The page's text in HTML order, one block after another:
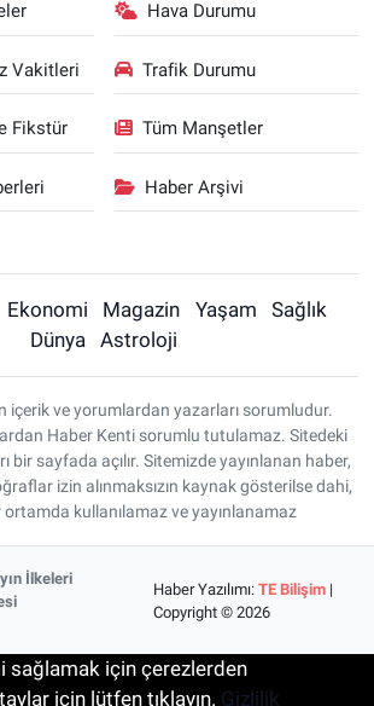
Hava Durumu
Vakitleri Trafik Durumu
Fikstür Tüm Manşetler
Haber Arşivi
Ekonomi Magazin Yaşam
Sağlık
Dünya
Astroloji
içerik ve yorumlardan yazarları sorumludur.
Haber Kenti sorumlu tutulamaz. Sitedeki
bir sayfada açılır. Sitemizde yayınlanan haber,
izin alınmaksızın kaynak gösterilse dahi,
kullanılamaz ve yayınlanamaz
İlkeleri
Haber Yazılımı:TE Bilişim |
Copyright © 2026
sağlamak için çerezlerden
için lütfen tıklayın. Gizlilik